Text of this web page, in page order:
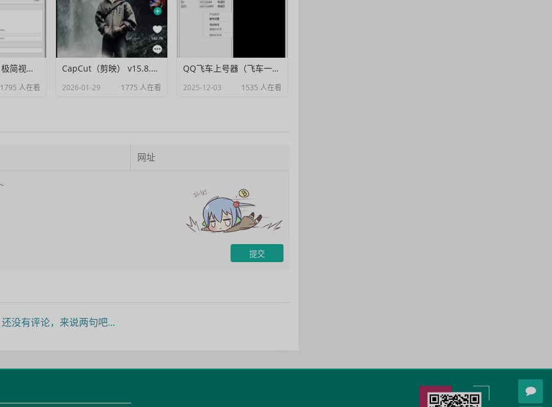
Muxer：10MB 极简视频字幕批量封装工具 (单文件/绿色版)
1795 人在看
CapCut（剪映） v15.8.0 国际高级会员解锁破解版
2026-01-29 1775 人在看
QQ飞车上号器（飞车一键登号器）V1.0
2025-12-03 1535 人在看
还没有评论，来说两句吧...